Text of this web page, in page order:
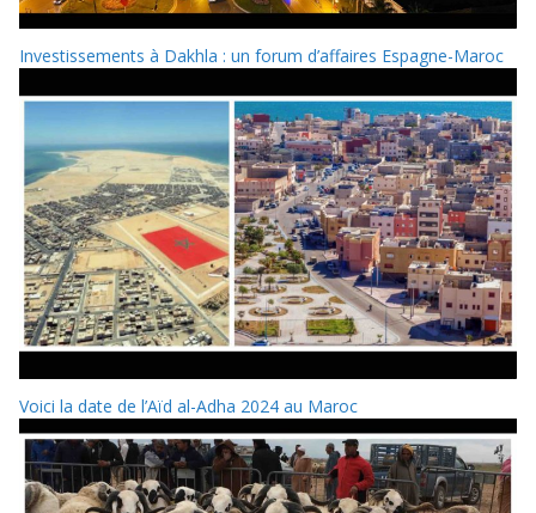
Investissements à Dakhla : un forum d’affaires Espagne-Maroc
Voici la date de l’Aïd al-Adha 2024 au Maroc